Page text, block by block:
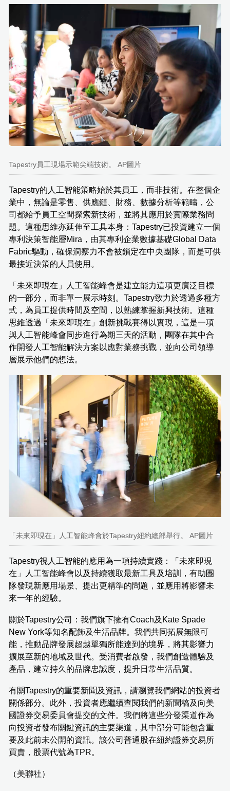
Tapestry員工現場示範尖端技術。 AP圖片
Tapestry的人工智能策略始於其員工，而非技術。在整個企
業中，無論是零售、供應鏈、財務、數據分析等範疇，公
司都給予員工空間探索新技術，並將其應用於實際業務問
題。這種思維亦延伸至工具本身：Tapestry已投資建立一個
專利決策智能層Mira，由其專利企業數據基礎Global Data
Fabric驅動，確保洞察力不會被鎖定在中央團隊，而是可供
最接近決策的人員使用。
「未來即現在」人工智能峰會是建立能力這項更廣泛目標
的一部分，而非單一展示時刻。Tapestry致力於透過多種方
式，為員工提供時間及空間，以熟練掌握新興技術。這種
思維透過「未來即現在」創新挑戰賽得以實現，這是一項
與人工智能峰會同步進行為期三天的活動，團隊在其中合
作開發人工智能解決方案以應對業務挑戰，並向公司領導
層展示他們的想法。
「未來即現在」人工智能峰會於Tapestry紐約總部舉行。 AP圖片
Tapestry視人工智能的應用為一項持續實踐：「未來即現
在」人工智能峰會以及持續獲取最新工具及培訓，有助團
隊發現新應用場景、提出更精準的問題，並應用將影響未
來一年的經驗。
關於Tapestry公司：我們旗下擁有Coach及Kate Spade
New York等知名配飾及生活品牌。我們共同拓展無限可
能，推動品牌發展超越單獨所能達到的境界，將其影響力
擴展至新的地域及世代。受消費者啟發，我們創造體驗及
產品，建立持久的品牌忠誠度，提升日常生活品質。
有關Tapestry的重要新聞及資訊，請瀏覽我們網站的投資者
關係部分。此外，投資者應繼續查閱我們的新聞稿及向美
國證券交易委員會提交的文件。我們將這些分發渠道作為
向投資者發布關鍵資訊的主要渠道，其中部分可能包含重
要及此前未公開的資訊。該公司普通股在紐約證券交易所
買賣，股票代號為TPR。
（美聯社）